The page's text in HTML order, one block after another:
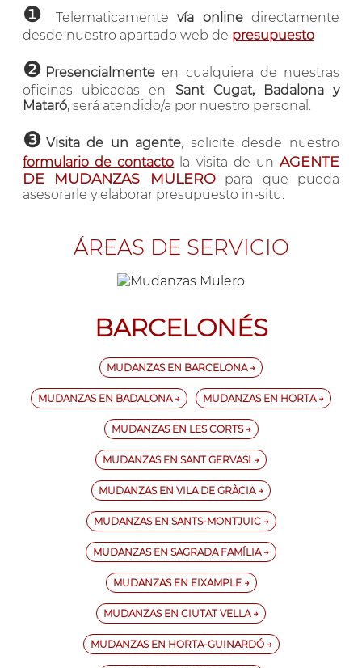
❶ Telematicamentevía onlinedirectamente
desde nuestro apartado web de presupuesto
❷ Presencialmente en cualquiera de nuestras
oficinas ubicadas en Sant Cugat, Badalona y
Mataró, será atendido/a por nuestro personal.
❸ Visita de un agente, solicite desde nuestro
formulario de contacto la visita de unAGENTE
DE MUDANZAS MULEROpara que pueda
asesorarle y elaborar presupuesto in-situ.
ÁREAS DE SERVICIO
BARCELONÉS
MUDANZAS EN BARCELONA →
MUDANZAS EN BADALONA → MUDANZAS EN HORTA →
MUDANZAS EN LES CORTS →
MUDANZAS EN SANT GERVASI →
MUDANZAS EN VILA DE GRÀCIA →
MUDANZAS EN SANTS-MONTJUIC →
MUDANZAS EN SAGRADA FAMÍLIA →
MUDANZAS EN EIXAMPLE →
MUDANZAS EN CIUTAT VELLA →
MUDANZAS EN HORTA-GUINARDÓ →